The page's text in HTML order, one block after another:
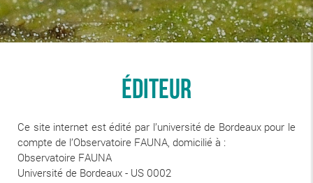
Éditeur
Ce site internet est édité par l’université de Bordeaux pour le
compte de l’Observatoire FAUNA, domicilié à :
Observatoire FAUNA
Université de Bordeaux - US 0002